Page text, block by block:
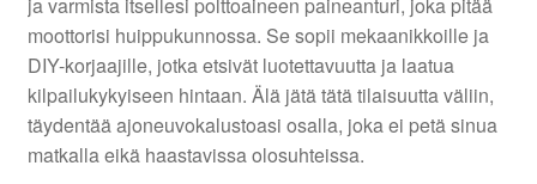
moottorisi huippukunnossa. Se sopii mekaanikkoille ja
DIY-korjaajille, jotka etsivät luotettavuutta ja laatua
kilpailukykyiseen hintaan. Älä jätä tätä tilaisuutta väliin,
täydentää ajoneuvokalustoasi osalla, joka ei petä sinua
matkalla eikä haastavissa olosuhteissa.